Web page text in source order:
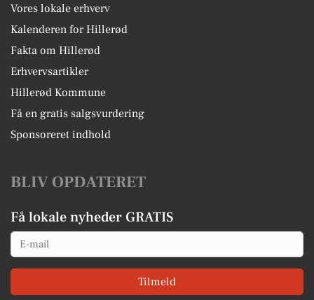
Vores lokale erhverv
Kalenderen for Hillerød
Fakta om Hillerød
Erhvervsartikler
Hillerød Kommune
Få en gratis salgsvurdering
Sponsoreret indhold
BLIV OPDATERET
Få lokale nyheder GRATIS
Email
Tilmeld